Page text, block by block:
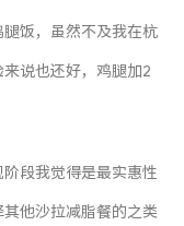
饭，虽然不及我在杭
说也还好，鸡腿加2
段我觉得是最实惠性
他沙拉减脂餐的之类